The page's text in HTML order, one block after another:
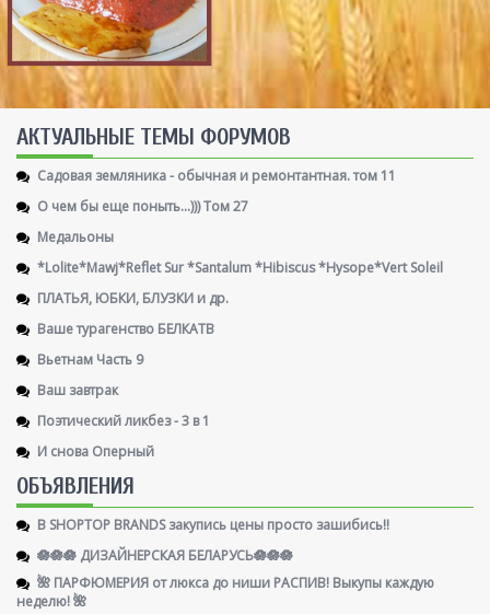
AКТУАЛЬНЫЕ ТЕМЫ ФОРУМОВ
Садовая земляника - обычная и ремонтантная. том 11
О чем бы еще поныть...))) Том 27
Медальоны
*Lolite*Mawj*Reflet Sur *Santalum *Hibiscus *Hysope*Vert Soleil
ПЛАТЬЯ, ЮБКИ, БЛУЗКИ и др.
Ваше турагенство БЕЛКАТВ
Вьетнам Часть 9
Ваш завтрак
Поэтический ликбез - 3 в 1
И снова Оперный
ОБЪЯВЛЕНИЯ
В SHOPTOP BRANDS закупись цены просто зашибись!!
🪷🪷🪷 ДИЗАЙНЕРСКАЯ БЕЛАРУСЬ🪷🪷🪷
🌺 ПАРФЮМЕРИЯ от люкса до ниши РАСПИВ! Выкупы каждую
неделю! 🌺